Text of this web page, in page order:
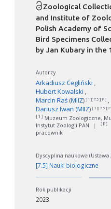
Zoological
and Institute of
Polish Academy of
Bird Specimens
by Jan Kubary in the
Autorzy
Arkadiusz Cegliński
Hubert Kowalski
Marcin Raś (MIIZ) [ 1 ][ 7.5 ][ P ]
Dariusz Iwan (MIIZ) [ 1 ][ 7.5 ][
[ 1 ] Muzeum Zoologiczne,
Instytut Zoologii PAN
| [ P ]
pracownik
Dyscyplina naukowa (Ustawa
[7.5] Nauki biologiczne
Rok publikacji
2023